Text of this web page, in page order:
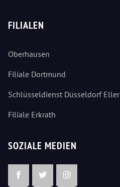
FILIALEN
Oberhausen
Filiale Dortmund
Schlüsseldienst Düsseldorf Eller
Filiale Erkrath
SOZIALE MEDIEN
FacebookTwitterInstagram